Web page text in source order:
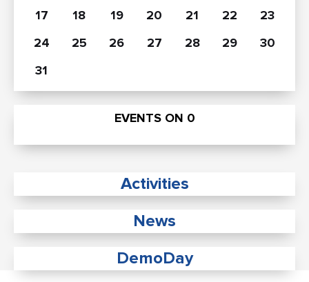
17
18 19 20 21 22
23
24
25 26 27 28 29
30
31
EVENTS ON 0
Activities
News
DemoDay